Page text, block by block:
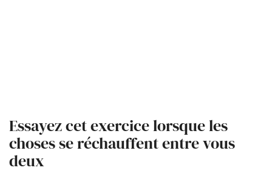
Essayez cet exercice lorsque les
choses se réchauffent entre vous
deux